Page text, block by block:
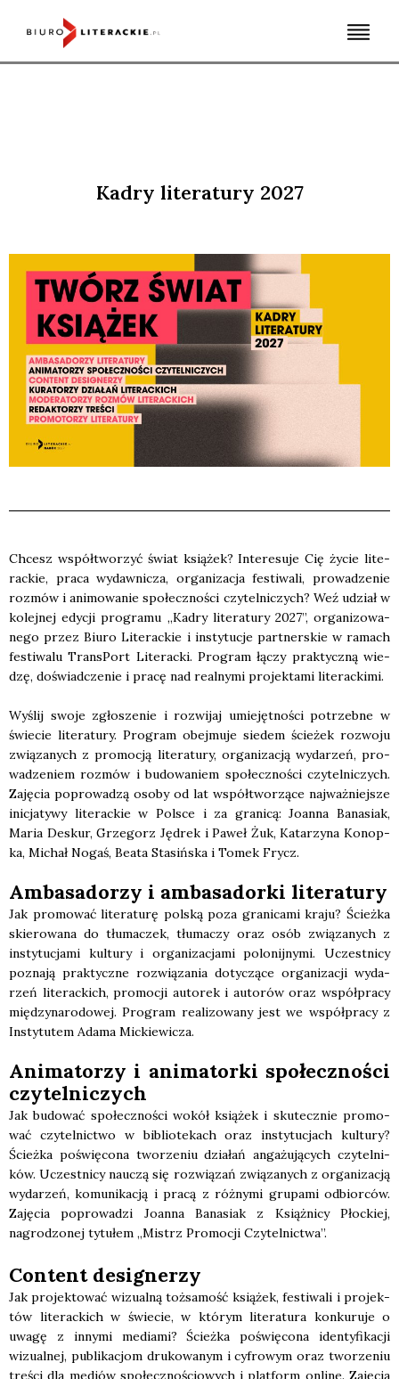
Kadry literatury 2027
Chcesz współ­two­rzyć świat ksią­żek? Inte­re­su­je Cię życie lite­
rac­kie, pra­ca wydaw­ni­cza, orga­ni­za­cja festi­wa­li, pro­wa­dze­nie
roz­mów i ani­mo­wa­nie spo­łecz­no­ści czy­tel­ni­czych? Weź udział w
kolej­nej edy­cji pro­gra­mu „Kadry lite­ra­tu­ry 2027”, orga­ni­zo­wa­
ne­go przez Biu­ro Lite­rac­kie i insty­tu­cje part­ner­skie w ramach
festi­wa­lu Trans­Port Lite­rac­ki. Pro­gram łączy prak­tycz­ną wie­
dzę, doświad­cze­nie i pra­cę nad real­ny­mi pro­jek­ta­mi lite­rac­ki­mi.
Wyślij swo­je zgło­sze­nie i roz­wi­jaj umie­jęt­no­ści potrzeb­ne w
świe­cie lite­ra­tu­ry. Pro­gram obej­mu­je sie­dem ście­żek roz­wo­ju
zwią­za­nych z pro­mo­cją lite­ra­tu­ry, orga­ni­za­cją wyda­rzeń, pro­
wa­dze­niem roz­mów i budo­wa­niem spo­łecz­no­ści czy­tel­ni­czych.
Zaję­cia popro­wa­dzą oso­by od lat współ­two­rzą­ce naj­waż­niej­sze
ini­cja­ty­wy lite­rac­kie w Pol­sce i za gra­ni­cą: Joan­na Bana­siak,
Maria Deskur, Grze­gorz Jędrek i Paweł Żuk, Kata­rzy­na Konop­
ka, Michał Nogaś, Beata Sta­siń­ska i Tomek Frycz.
Amba­sa­do­rzy i amba­sa­dor­ki lite­ra­tu­ry
Jak pro­mo­wać lite­ra­tu­rę pol­ską poza gra­ni­ca­mi kra­ju? Ścież­ka
skie­ro­wa­na do tłu­ma­czek, tłu­ma­czy oraz osób zwią­za­nych z
insty­tu­cja­mi kul­tu­ry i orga­ni­za­cja­mi polo­nij­ny­mi. Uczest­ni­cy
pozna­ją prak­tycz­ne roz­wią­za­nia doty­czą­ce orga­ni­za­cji wyda­
rzeń lite­rac­kich, pro­mo­cji auto­rek i auto­rów oraz współ­pra­cy
mię­dzy­na­ro­do­wej. Pro­gram reali­zo­wa­ny jest we współ­pra­cy z
Insty­tu­tem Ada­ma Mic­kie­wi­cza.
Ani­ma­to­rzy i ani­ma­tor­ki spo­łecz­no­ści
czy­tel­ni­czych
Jak budo­wać spo­łecz­no­ści wokół ksią­żek i sku­tecz­nie pro­mo­
wać czy­tel­nic­two w biblio­te­kach oraz insty­tu­cjach kul­tu­ry?
Ścież­ka poświę­co­na two­rze­niu dzia­łań anga­żu­ją­cych czy­tel­ni­
ków. Uczest­ni­cy nauczą się roz­wią­zań zwią­za­nych z orga­ni­za­cją
wyda­rzeń, komu­ni­ka­cją i pra­cą z róż­ny­mi gru­pa­mi odbior­ców.
Zaję­cia popro­wa­dzi Joan­na Bana­siak z Książ­ni­cy Płoc­kiej,
nagro­dzo­nej tytu­łem „Mistrz Pro­mo­cji Czy­tel­nic­twa”.
Con­tent desi­gne­rzy
Jak pro­jek­to­wać wizu­al­ną toż­sa­mość ksią­żek, festi­wa­li i pro­jek­
tów lite­rac­kich w świe­cie, w któ­rym lite­ra­tu­ra kon­ku­ru­je o
uwa­gę z inny­mi media­mi? Ścież­ka poświę­co­na iden­ty­fi­ka­cji
wizu­al­nej, publi­ka­cjom dru­ko­wa­nym i cyfro­wym oraz two­rze­niu
tre­ści dla mediów spo­łecz­no­ścio­wych i plat­form onli­ne. Zaję­cia